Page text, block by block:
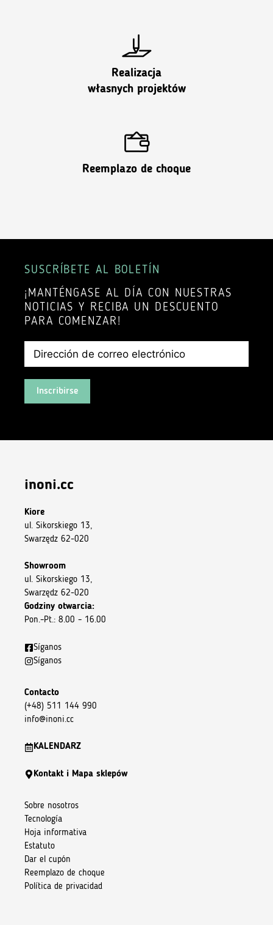
Realizacja
własnych projektów
Reemplazo de choque
SUSCRÍBETE AL BOLETÍN
¡MANTÉNGASE AL DÍA CON NUESTRAS
NOTICIAS Y RECIBA UN DESCUENTO
PARA COMENZAR!
Inscribirse
inoni.cc
Kiore
ul. Sikorskiego 13,
Swarzędz 62-020
Showroom
ul. Sikorskiego 13,
Swarzędz 62-020
Godziny otwarcia:
Pon.–Pt.: 8.00 – 16.00
Síganos
Síganos
Contacto
(+48) 511 144 990
info@inoni.cc
KALENDARZ
Kontakt i Mapa sklepów
Sobre nosotros
Tecnología
Hoja informativa
Estatuto
Dar el cupón
Reemplazo de choque
Política de privacidad